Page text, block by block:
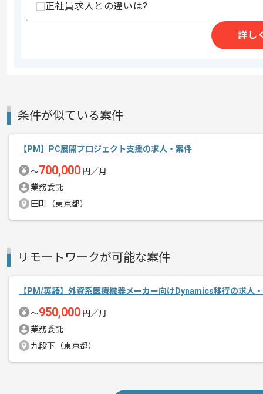
エージェントからのコ
メント
正社員求人との違いは?
詳し
条件が似ている案件
【PM】PC展開プロジェクト支援の求人・案件
〜700,000 円／月
業務委託
田町（東京都）
リモートワークが可能な案件
【PM/英語】外資系医療機器メーカー向けDynamics移行の求人
〜950,000 円／月
業務委託
九段下（東京都）